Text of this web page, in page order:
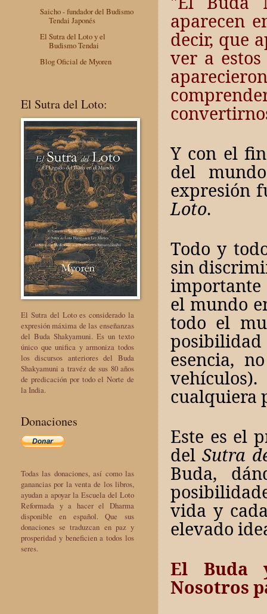
aparecen
decir, que
ver a
Y con el
del
expresión
Loto.
Todo y
sin
importante
el mundo
todo el
posibilidad
esencia,
cualquiera
Este es el
delSutra
Buda,
vida y
elevado
El Buda
Nosotros
Saicho - fundador del Budismo
Tendai Japonés
El Sutra del Loto y el
Budismo Tendai
Blog Oficial de Myoren
El Sutra del Loto:
El Sutra del Loto es considerado la
expresión máxima de las enseñanzas
del Buda Shakyamuni. Es un texto
único que unifica y armoniza todos
los discursos anteriores del Buda
Shakyamuni a travéz de sus 80 años
de predicación por todo el Norte de
la India.
Donaciones
Todas las donaciones, así como las
ganancias por la venta de los libros,
ayudan a apoyar la Escuela del Loto
Reformada y a hacer el Dharma
disponible en español. Que sus
donaciones se traduzcan en paz y
prosperidad y beneficien a todos los
seres.